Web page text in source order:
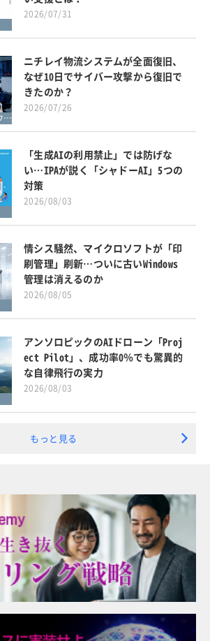
2026/07/31
標的型攻撃・ランサムウェア対策
ニチレイ物流システムが全面復旧、
なぜ10日でサイバー攻撃から復旧で
きたのか？
2026/07/26
「生成AIの利用禁止」では防げな
い…IPAが説く「シャドーAI」5つの
対策
2026/08/03
情シス騒然、マイクロソフトが「印
刷管理」刷新…ついに古いWindows
管理は消えるのか
2026/08/05
アンソロピックのAIドローン「Proj
ect Pilot」、成功率0％でも驚異的
な自律飛行の実力
2026/08/03
もっと見る